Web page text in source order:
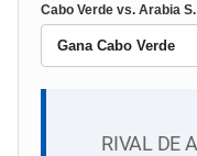
Cabo Verde vs. Arabia S.
RIVAL DE